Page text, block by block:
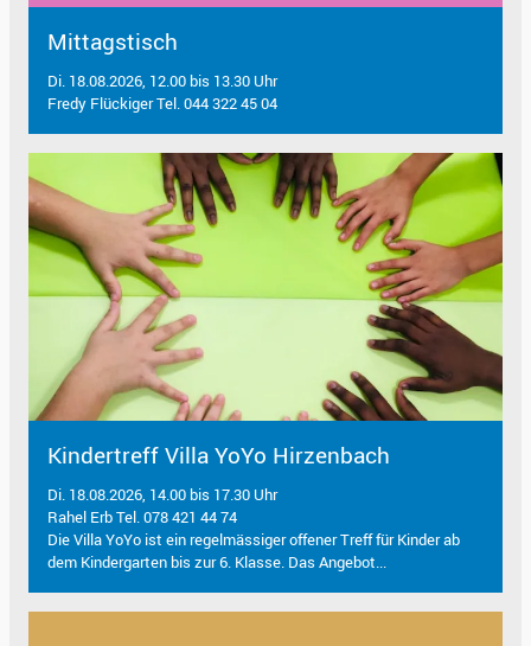
Mittagstisch
Di. 18.08.2026, 12.00 bis 13.30 Uhr
Fredy Flückiger Tel. 044 322 45 04
Kindertreff Villa YoYo Hirzenbach
Di. 18.08.2026, 14.00 bis 17.30 Uhr
Rahel Erb Tel. 078 421 44 74
Die Villa YoYo ist ein regelmässiger offener Treff für Kinder ab
dem Kindergarten bis zur 6. Klasse. Das Angebot...